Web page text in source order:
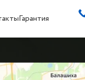
Гарантия